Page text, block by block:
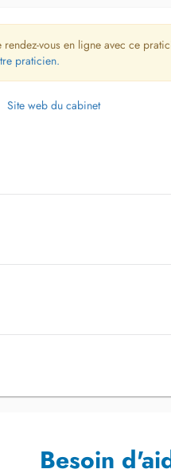
vous en ligne avec ce
praticien.
Site web du cabinet
Besoin